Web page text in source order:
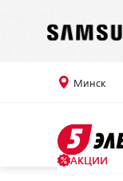
Минск
АКЦИИ